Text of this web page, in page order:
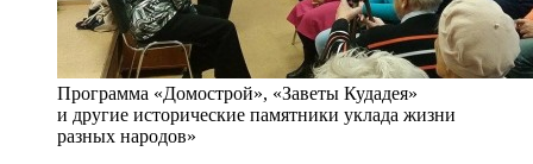
Программа «Домострой», «Заветы Кудадея»
и другие исторические памятники уклада жизни
разных народов»